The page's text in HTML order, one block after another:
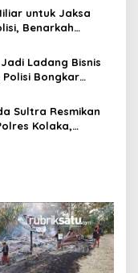
Emas Ilegal
untuk Jaksa
Benarkah
Wali Kota
Ladang Bisnis
Polisi Bongkar
Sultra Resmikan
Kolaka,